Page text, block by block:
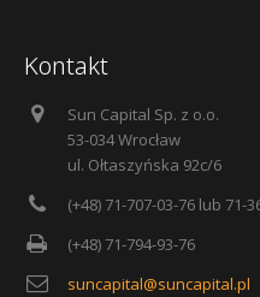
Kontakt
Sun Capital Sp. z o.o.
53-034 Wrocław
ul. Ołtaszyńska 92c/6
(+48) 71-707-03-76 lub 71-
(+48) 71-794-93-76
suncapital@suncapital.pl